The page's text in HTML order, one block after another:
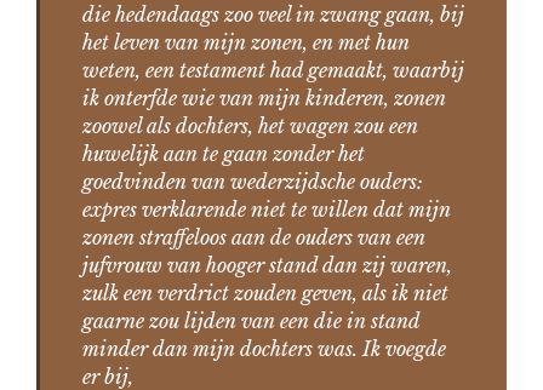
die hedendaags zoo veel in zwang gaan, bij
het leven van mijn zonen, en met hun
weten, een testament had gemaakt, waarbij
ik onterfde wie van mijn kinderen, zonen
zoowel als dochters, het wagen zou een
huwelijk aan te gaan zonder het
goedvinden van wederzijdsche ouders:
expres verklarende niet te willen dat mijn
zonen straffeloos aan de ouders van een
jufvrouw van hooger stand dan zij waren,
zulk een verdrict zouden geven, als ik niet
gaarne zou lijden van een die in stand
minder dan mijn dochters was. Ik voegde
er bij,